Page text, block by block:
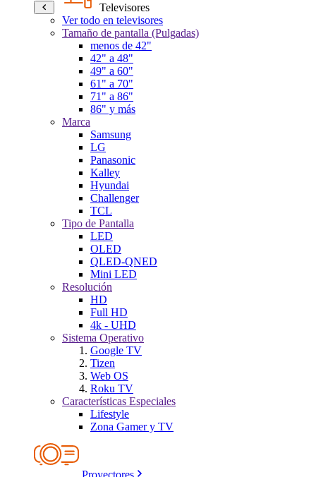
Televisores
Ver todo en televisores
Tamaño de pantalla (Pulgadas)
menos de 42"
42" a 48"
49" a 60"
61" a 70"
71" a 86"
86" y más
Marca
Samsung
LG
Panasonic
Kalley
Hyundai
Challenger
TCL
Tipo de Pantalla
LED
OLED
QLED-QNED
Mini LED
Resolución
HD
Full HD
4k - UHD
Sistema Operativo
Google TV
Tizen
Web OS
Roku TV
Características Especiales
Lifestyle
Zona Gamer y TV
Proyectores